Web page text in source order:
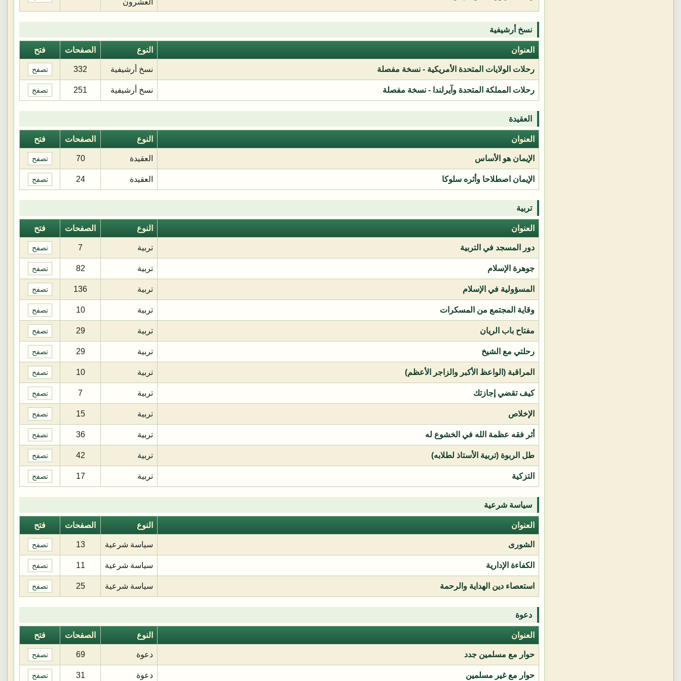
نسخ أرشيفية
العنوان النوع الصفحات فتح
رحلات الولايات المتحدة الأمريكية - نسخة مفصلة نسخ أرشيفية 332 تصفح
رحلات المملكة المتحدة وآيرلندا - نسخة مفصلة نسخ أرشيفية 251 تصفح
العقيدة
العنوان النوع الصفحات فتح
الإيمان هو الأساس العقيدة 70 تصفح
الإيمان اصطلاحا وأثره سلوكا العقيدة 24 تصفح
تربية
العنوان النوع الصفحات فتح
دور المسجد في التربية تربية 7 تصفح
جوهرة الإسلام تربية 82 تصفح
المسؤولية في الإسلام تربية 136 تصفح
وقاية المجتمع من المسكرات تربية 10 تصفح
مفتاح باب الريان تربية 29 تصفح
رحلتي مع الشيخ تربية 29 تصفح
المراقبة (الواعظ الأكبر والزاجر الأعظم) تربية 10 تصفح
كيف تقضي إجازتك تربية 7 تصفح
الإخلاص تربية 15 تصفح
أثر فقه عظمة الله في الخشوع له تربية 36 تصفح
طل الربوة (تربية الأستاذ لطلابه) تربية 42 تصفح
التزكية تربية 17 تصفح
سياسة شرعية
العنوان النوع الصفحات فتح
الشورى سياسة شرعية 13 تصفح
الكفاءة الإدارية سياسة شرعية 11 تصفح
استعصاء دين الهداية والرحمة سياسة شرعية 25 تصفح
دعوة
العنوان النوع الصفحات فتح
حوار مع مسلمين جدد دعوة 69 تصفح
حوار مع غير مسلمين دعوة 31 تصفح